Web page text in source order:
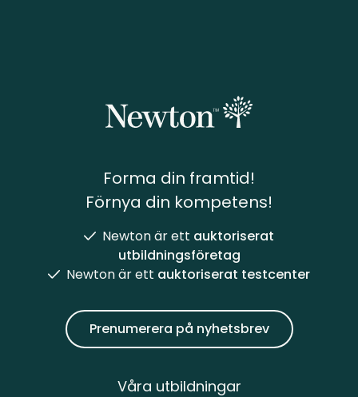
Forma din framtid!
Förnya din kompetens!
Newton är ett auktoriserat
utbildningsföretag
Newton är ett auktoriserat testcenter
Prenumerera på nyhetsbrev
Våra utbildningar